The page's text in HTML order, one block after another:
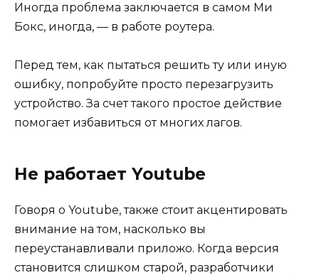
Иногда проблема заключается в самом Ми
Бокс, иногда, — в работе роутера.
Перед тем, как пытаться решить ту или иную
ошибку, попробуйте просто перезагрузить
устройство. За счет такого простое действие
помогает избавиться от многих лагов.
Не работает Youtube
Говоря о Youtube, также стоит акцентировать
внимание на том, насколько вы
переустанавливали приложо. Когда версия
становится слишком старой, разработчики